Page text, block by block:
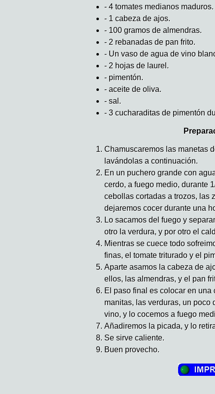
- 4 tomates medianos maduros.
- 1 cabeza de ajos.
- 100 gramos de almendras.
- 2 rebanadas de pan frito.
- Un vaso de agua de vino
- 2 hojas de laurel.
- pimentón.
- aceite de oliva.
- sal.
- 3 cucharaditas de pimentón
Chamuscaremos las manetas
lavándolas a continuación.
En un puchero grande con
cerdo, a fuego medio, durante
cebollas cortadas a trozos, las
dejaremos cocer durante una
Lo sacamos del fuego y
otro la verdura, y por otro el
Mientras se cuece todo
finas, el tomate triturado y el
Aparte asamos la cabeza de
ellos, las almendras, y el pan
El paso final es colocar en
manitas, las verduras, un
vino, y lo cocemos a fuego
Añadiremos la picada, y lo
Se sirve caliente.
Buen provecho.